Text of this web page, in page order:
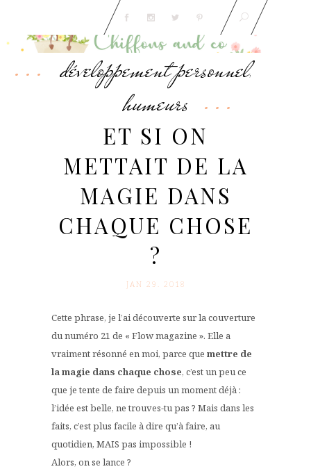
développement personnel,
humeurs
ET SI ON
METTAIT DE LA
MAGIE DANS
CHAQUE CHOSE
?
JAN 29. 2018
Cette phrase, je l’ai découverte sur la couverture
du numéro 21 de « Flow magazine ». Elle a
vraiment résonné en moi, parce que mettre de
la magie dans chaque chose, c’est un peu ce
que je tente de faire depuis un moment déjà :
l’idée est belle, ne trouves-tu pas ? Mais dans les
faits, c’est plus facile à dire qu’à faire, au
quotidien, MAIS pas impossible !
Alors, on se lance ?